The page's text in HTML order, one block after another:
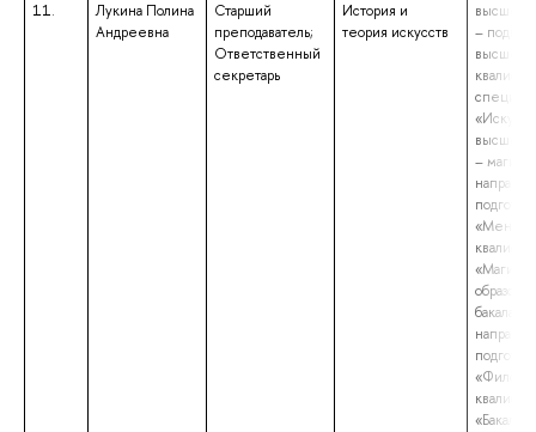
11.
Лукина Полина
Андреевна
Старший
преподаватель;
Ответственный
секретарь
История и
теория искусств
высшее
–
высшей
высшее
–